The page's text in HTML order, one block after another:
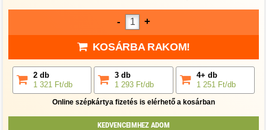
- +
KOSÁRBA RAKOM!
2 db
1 321 Ft/db
3 db
1 293 Ft/db
4+ db
1 251 Ft/db
Online szépkártya fizetés is elérhető a kosárban
KEDVENCEIMHEZ ADOM